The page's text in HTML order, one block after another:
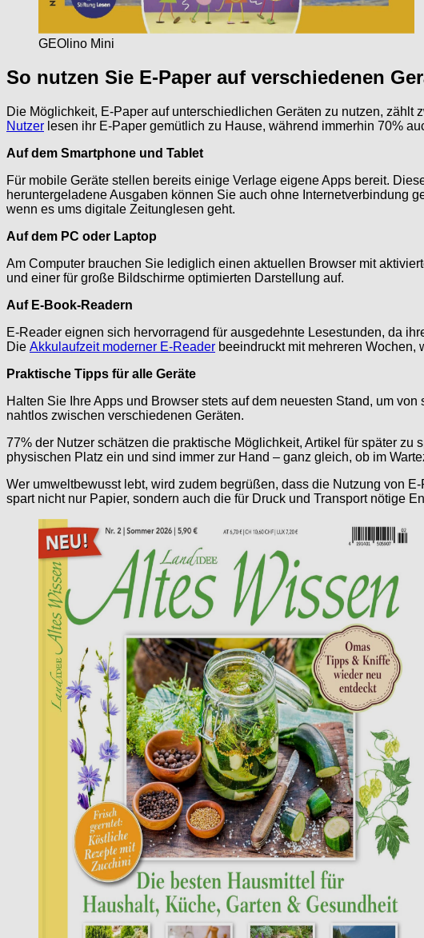
GEOlino Mini
So nutzen Sie E-Paper auf verschiedenen
Die Möglichkeit, E-Paper auf unterschiedlichen Geräten zu nutzen,
Nutzer lesen ihr E-Paper gemütlich zu Hause, während immerhin 70%
Auf dem Smartphone und Tablet
Für mobile Geräte stellen bereits einige Verlage eigene Apps bereit.
heruntergeladene Ausgaben können Sie auch ohne Internetverbindung
wenn es ums digitale Zeitunglesen geht.
Auf dem PC oder Laptop
Am Computer brauchen Sie lediglich einen aktuellen Browser mit
und einer für große Bildschirme optimierten Darstellung auf.
Auf E-Book-Readern
E-Reader eignen sich hervorragend für ausgedehnte Lesestunden, da
Die Akkulaufzeit moderner E-Reader beeindruckt mit mehreren Wochen,
Praktische Tipps für alle Geräte
Halten Sie Ihre Apps und Browser stets auf dem neuesten Stand, um
nahtlos zwischen verschiedenen Geräten.
77% der Nutzer schätzen die praktische Möglichkeit, Artikel für später
physischen Platz ein und sind immer zur Hand – ganz gleich, ob im
Wer umweltbewusst lebt, wird zudem begrüßen, dass die Nutzung von
spart nicht nur Papier, sondern auch die für Druck und Transport nötige